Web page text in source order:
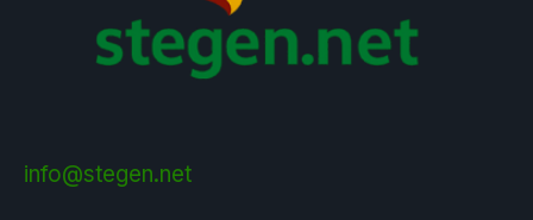
info@stegen.net